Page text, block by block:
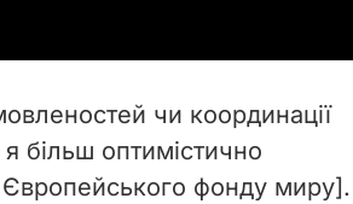
чи координації
більш оптимістично
фонду миру].